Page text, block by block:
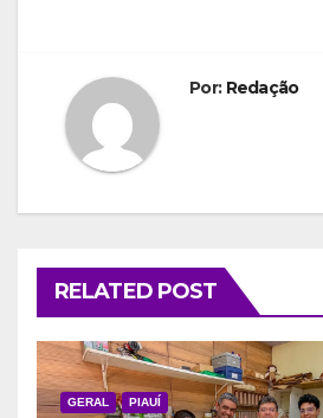
Por: Redação
RELATED POST
GERAL PIAUÍ